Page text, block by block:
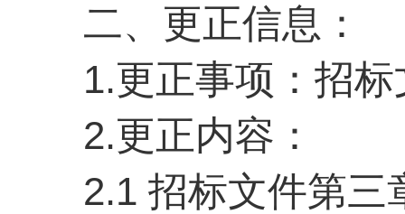
二、 更正信息：
1.更正事项： 招标
2.更正内容：
2.1 招标文件第三